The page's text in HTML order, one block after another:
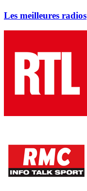
Les meilleures radios